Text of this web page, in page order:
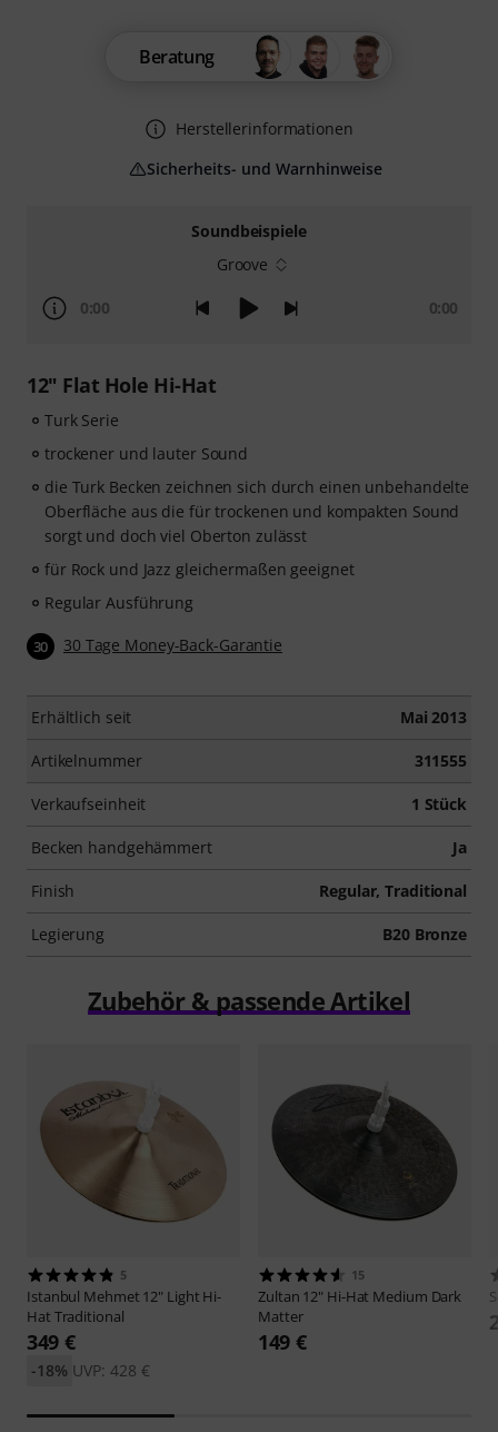
Soundbeispiele
Groove
0:00 0:00
12" Flat Hole Hi-Hat
Turk Serie
trockener und lauter Sound
die Turk Becken zeichnen sich durch einen unbehandelte
Oberfläche aus die für trockenen und kompakten Sound
sorgt und doch viel Oberton zulässt
für Rock und Jazz gleichermaßen geeignet
Regular Ausführung
30 30 Tage Money-Back-Garantie
Erhältlich seit Mai 2013
Artikelnummer 311555
Verkaufseinheit 1 Stück
Becken handgehämmert Ja
Finish Regular, Traditional
Legierung B20 Bronze
Beratung
Herstellerinformationen
Sicherheits- und Warnhinweise
Zubehör & passende Artikel
5
Istanbul Mehmet 12" Light Hi-
Hat Traditional
349 €
UVP: 428 €
-18%
15
Zultan 12" Hi-Hat Medium Dark
Matter
149 €